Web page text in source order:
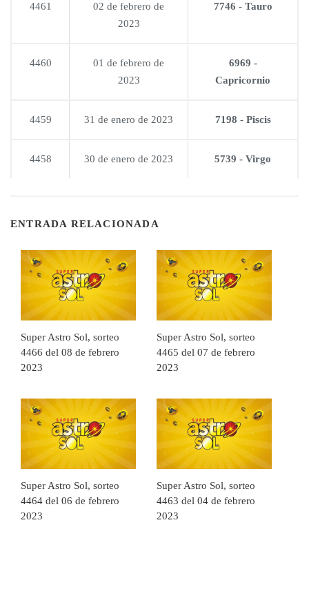
4461
02 de febrero de
2023
7746 - Tauro
4460
01 de febrero de
2023
6969 -
Capricornio
4459 31 de enero de 2023 7198 - Piscis
4458 30 de enero de 2023 5739 - Virgo
ENTRADA RELACIONADA
Super Astro Sol, sorteo
4466 del 08 de febrero
2023
Super Astro Sol, sorteo
4465 del 07 de febrero
2023
Super Astro Sol, sorteo
4464 del 06 de febrero
2023
Super Astro Sol, sorteo
4463 del 04 de febrero
2023